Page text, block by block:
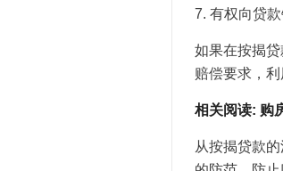
7. 有权向贷款
如果在按揭
赔偿要求，利
相关阅读: 购
从按揭贷款